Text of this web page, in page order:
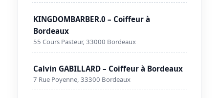
KINGDOMBARBER.0 – Coiffeur à
Bordeaux
55 Cours Pasteur, 33000 Bordeaux
Calvin GABILLARD – Coiffeur à Bordeaux
7 Rue Poyenne, 33300 Bordeaux